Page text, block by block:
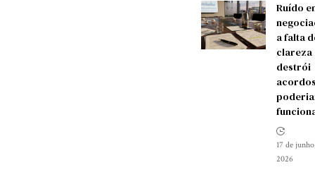
Ruído
a falta
clareza
destrói
17 de
2026